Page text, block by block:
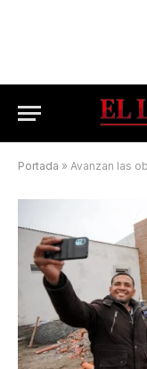
Portada » Avanzan las